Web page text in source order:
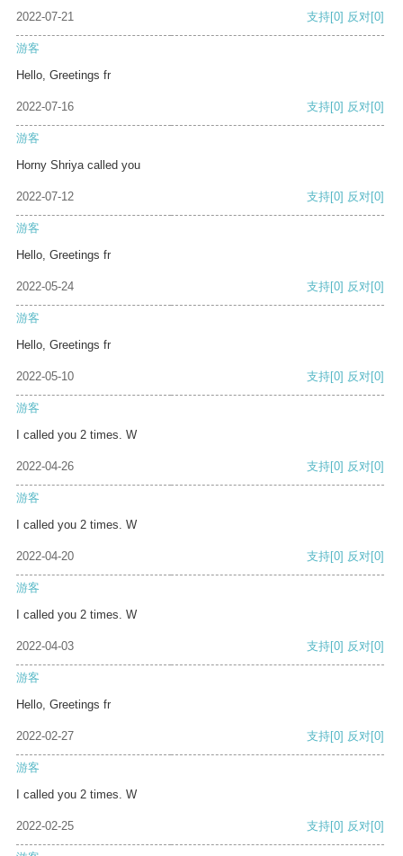
2022-07-21 支持[0] 反对[0]
游客
Hello, Greetings fr
2022-07-16 支持[0] 反对[0]
游客
Horny Shriya called you
2022-07-12 支持[0] 反对[0]
游客
Hello, Greetings fr
2022-05-24 支持[0] 反对[0]
游客
Hello, Greetings fr
2022-05-10 支持[0] 反对[0]
游客
I called you 2 times. W
2022-04-26 支持[0] 反对[0]
游客
I called you 2 times. W
2022-04-20 支持[0] 反对[0]
游客
I called you 2 times. W
2022-04-03 支持[0] 反对[0]
游客
Hello, Greetings fr
2022-02-27 支持[0] 反对[0]
游客
I called you 2 times. W
2022-02-25 支持[0] 反对[0]